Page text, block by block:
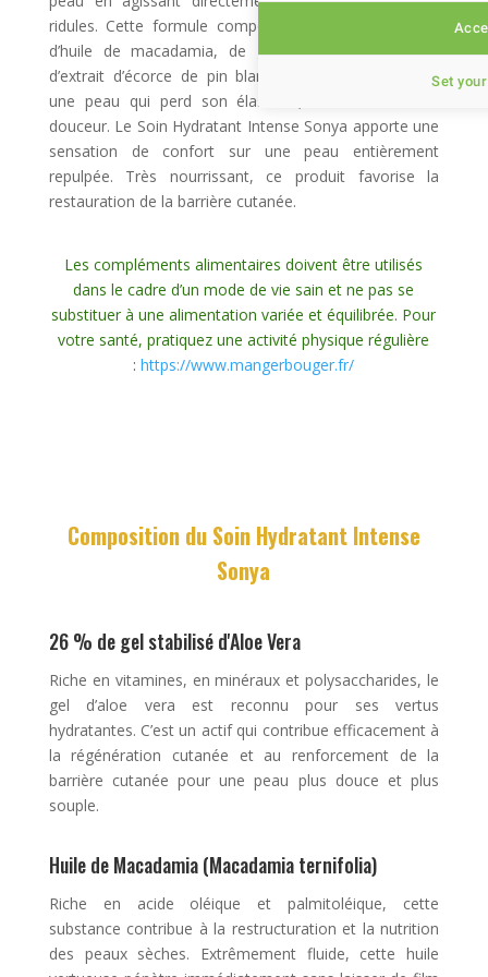
ridules. Cette formule composée de gel d’aloe vera,
d’huile de macadamia, de graines de tournesol et
d’extrait d’écorce de pin blanc agit efficacement sur
une peau qui perd son élasticité, son tonus et sa
douceur. Le Soin Hydratant Intense Sonya apporte une
sensation de confort sur une peau entièrement
repulpée. Très nourrissant, ce produit favorise la
restauration de la barrière cutanée.
Les compléments alimentaires doivent être utilisés
dans le cadre d’un mode de vie sain et ne pas se
substituer à une alimentation variée et équilibrée. Pour
votre santé, pratiquez une activité physique régulière
:https://www.mangerbouger.fr/
Composition du Soin Hydratant Intense
Sonya
26 % de gel stabilisé d'Aloe Vera
Riche en vitamines, en minéraux et polysaccharides, le
gel d’aloe vera est reconnu pour ses vertus
hydratantes. C’est un actif qui contribue efficacement à
la régénération cutanée et au renforcement de la
barrière cutanée pour une peau plus douce et plus
souple.
Huile de Macadamia (Macadamia ternifolia)
Riche en acide oléique et palmitoléique, cette
substance contribue à la restructuration et la nutrition
des peaux sèches. Extrêmement fluide, cette huile
Set